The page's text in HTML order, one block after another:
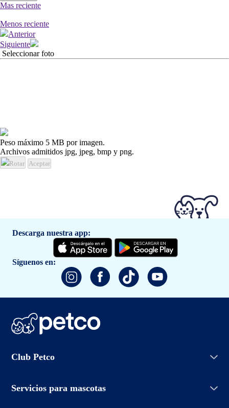
Mas reciente
Menos reciente
Anterior
Siguiente
Seleccionar foto
Peso máximo 5 MB por imagen.
Archivos admitidos jpg, jpeg, bmp y png.
Rotar Aceptar
Descarga nuestra app:
Síguenos en:
Club Petco
Iniciar sesión
Promociones
Servicios para mascotas
Grooming Salon